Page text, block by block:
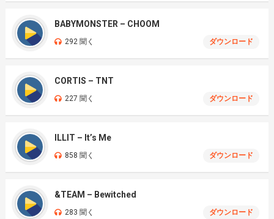
BABYMONSTER – CHOOM
292 聞く ダウンロード
CORTIS – TNT
227 聞く ダウンロード
ILLIT – It’s Me
858 聞く ダウンロード
&TEAM – Bewitched
283 聞く ダウンロード